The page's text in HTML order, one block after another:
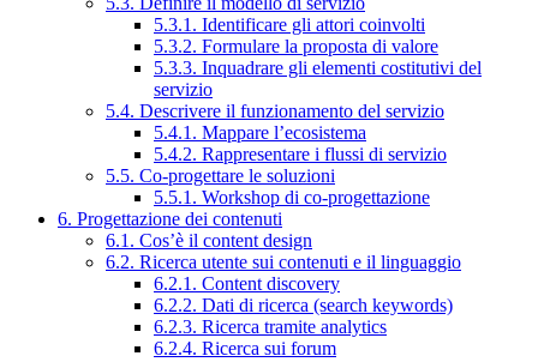
5.3.1. Identificare gli attori coinvolti
5.3.2. Formulare la proposta di valore
5.3.3. Inquadrare gli elementi costitutivi del
servizio
5.4. Descrivere il funzionamento del servizio
5.4.1. Mappare l’ecosistema
5.4.2. Rappresentare i flussi di servizio
5.5. Co-progettare le soluzioni
5.5.1. Workshop di co-progettazione
6. Progettazione dei contenuti
6.1. Cos’è il content design
6.2. Ricerca utente sui contenuti e il linguaggio
6.2.1. Content discovery
6.2.2. Dati di ricerca (search keywords)
6.2.3. Ricerca tramite analytics
6.2.4. Ricerca sui forum